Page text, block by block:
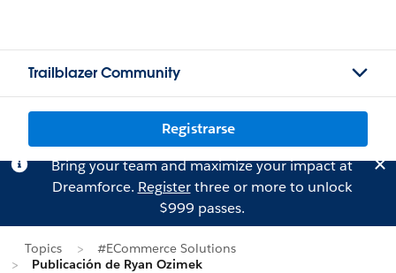
Trailblazer Community
Registrarse
Bring your team and maximize your impact at
Dreamforce. Registerthree or more to unlock
$999 passes.
Topics
#ECommerce Solutions
Publicación de Ryan Ozimek